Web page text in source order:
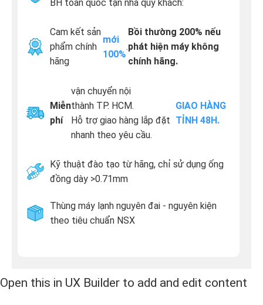
BH toàn quốc tận nhà quý khách:
Cam kết sản
phẩm chính
hãng
mới
100%
.
Bồi thường 200% nếu
phát hiện máy không
chính hãng.
Miễn
phí
vận chuyển nội
thành TP. HCM.
Hỗ trợ giao hàng lắp đặt
nhanh theo yêu cầu.
GIAO HÀNG
TỈNH 48H.
Kỹ thuật đào tạo từ hãng, chỉ sử dụng ống
đồng dày >0.71mm
Thùng máy lạnh nguyên đai - nguyên kiện
theo tiêu chuẩn NSX
Open this in UX Builder to add and edit content